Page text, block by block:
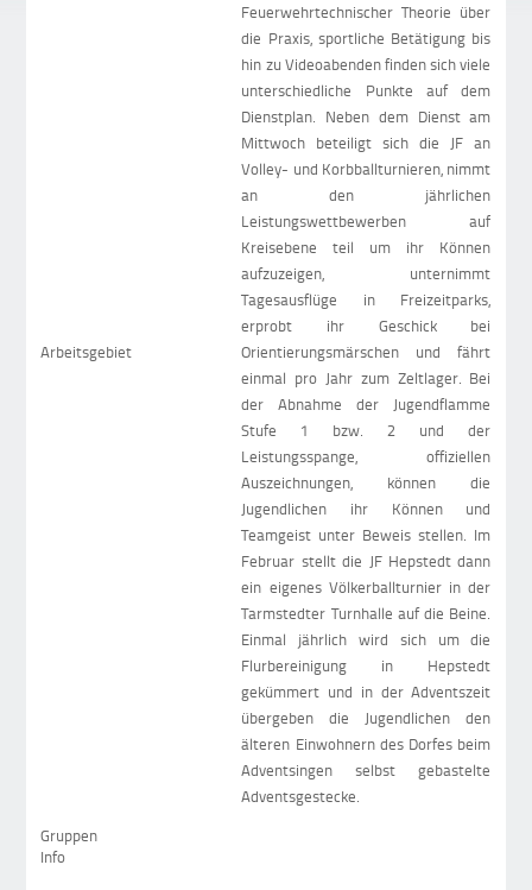
Arbeitsgebiet
Feuerwehrtechnischer Theorie über
die Praxis, sportliche Betätigung bis
hin zu Videoabenden finden sich viele
unterschiedliche Punkte auf dem
Dienstplan. Neben dem Dienst am
Mittwoch beteiligt sich die JF an
Volley- und Korbballturnieren, nimmt
an den jährlichen
Leistungswettbewerben auf
Kreisebene teil um ihr Können
aufzuzeigen, unternimmt
Tagesausflüge in Freizeitparks,
erprobt ihr Geschick bei
Orientierungsmärschen und fährt
einmal pro Jahr zum Zeltlager. Bei
der Abnahme der Jugendflamme
Stufe 1 bzw. 2 und der
Leistungsspange, offiziellen
Auszeichnungen, können die
Jugendlichen ihr Können und
Teamgeist unter Beweis stellen. Im
Februar stellt die JF Hepstedt dann
ein eigenes Völkerballturnier in der
Tarmstedter Turnhalle auf die Beine.
Einmal jährlich wird sich um die
Flurbereinigung in Hepstedt
gekümmert und in der Adventszeit
übergeben die Jugendlichen den
älteren Einwohnern des Dorfes beim
Adventsingen selbst gebastelte
Adventsgestecke.
Gruppen
Info